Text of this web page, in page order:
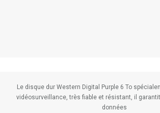
Le disque dur Western Digital Purple 6 To
vidéosurveillance, très fiable et résistant, il
données